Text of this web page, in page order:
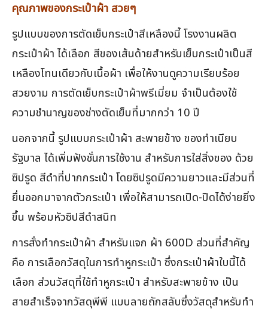
คุณภาพของกระเป๋าผ้า สวยๆ
รูปแบบของการตัดเย็บกระเป๋าสีเหลืองนี้ โรงงานผลิต
กระเป๋าผ้า ได้เลือก สีของเส้นด้ายสำหรับเย็บกระเป๋าเป็นสี
เหลืองโทนเดียวกับเนื้อผ้า เพื่อให้งานดูความเรียบร้อย
สวยงาม การตัดเย็บกระเป๋าผ้าพรีเมี่ยม จำเป็นต้องใช้
ความชำนาญของช่างตัดเย็บที่มากกว่า 10 ปี
นอกจากนี้ รูปแบบกระเป๋าผ้า สะพายข้าง ของทำเนียบ
รัฐบาล ได้เพิ่มฟังชั่นการใช้งาน สำหรับการใส่สิ่งของ ด้วย
ซิปรูด สีดำที่ปากกระเป๋า โดยซิปรูดมีความยาวและมีส่วนที่
ยื่นออกมาจากตัวกระเป๋า เพื่อให้สามารถเปิด-ปิดได้ง่ายยิ่ง
ขึ้น พร้อมหัวซิปสีดำสนิท
การสั่งทำกระเป๋าผ้า สำหรับแจก ผ้า 600D ส่วนที่สำคัญ
คือ การเลือกวัสดุในการทำหูกระเป๋า ซึ่งกระเป๋าผ้าใบนี้ได้
เลือก ส่วนวัสดุที่ใช้ทำหูกระเป๋า สำหรับสะพายข้าง เป็น
สายสำเร็จจากวัสดุพีพี แบบลายถักสลับซึ่งวัสดุสำหรับทำ